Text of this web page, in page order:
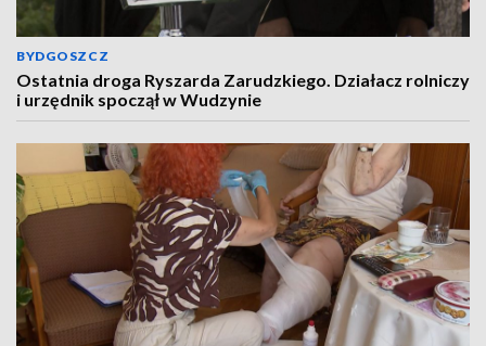
BYDGOSZCZ
Ostatnia droga Ryszarda Zarudzkiego. Działacz rolniczy
i urzędnik spoczął w Wudzynie